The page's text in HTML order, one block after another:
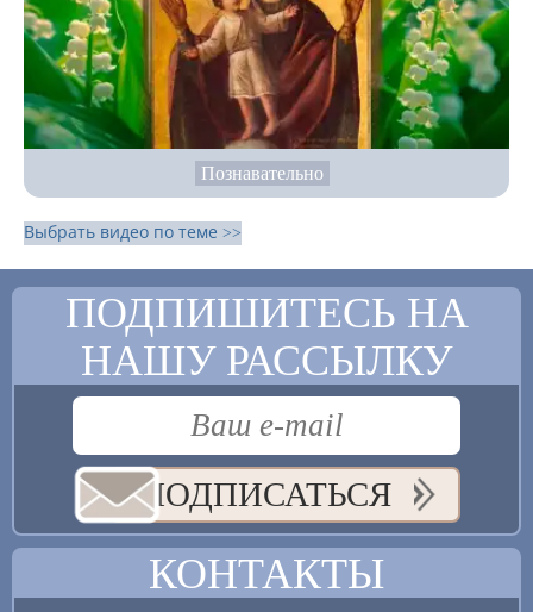
Познавательно
Выбрать видео по теме >>
ПОДПИШИТЕСЬ НА
НАШУ РАССЫЛКУ
ПОДПИСАТЬСЯ
КОНТАКТЫ